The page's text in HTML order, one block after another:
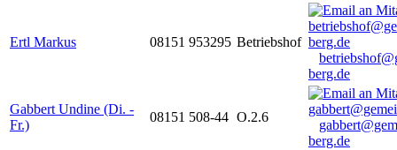
Ertl Markus 08151 953295 Betriebshof
berg.de
Gabbert Undine (Di. -
Fr.)
08151 508-44 O.2.6
berg.de